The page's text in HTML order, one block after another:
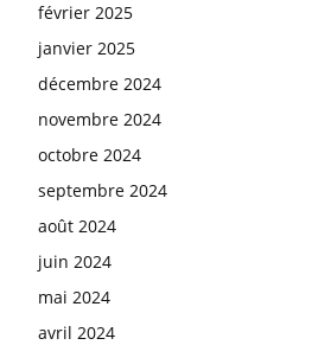
février 2025
janvier 2025
décembre 2024
novembre 2024
octobre 2024
septembre 2024
août 2024
juin 2024
mai 2024
avril 2024